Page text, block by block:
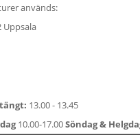
används:
Uppsala
13.00 - 13.45
10.00-17.00Söndag &